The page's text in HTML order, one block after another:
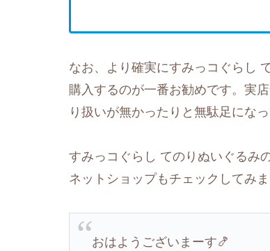
なお、より確実にすみっコぐらし
購入するのが一番お勧めです。実
り扱いが無かったりと無駄足にな
すみっコぐらし てのりぬいぐるみ
ネットショップもチェックしてみま
おはようございまーす🍤